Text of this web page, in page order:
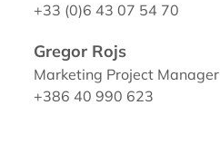
+33 (0)6 43 07 54 70
Gregor Rojs
Marketing Project Manager
+386 40 990 623